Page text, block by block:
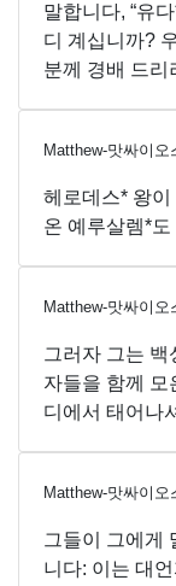
말합니다, “유
디 계십니까?
분께 경배 드리
Matthew-맛싸이오
헤로데스* 왕
온 예루살렘*
Matthew-맛싸이오
그러자 그는
자들을 함께 모
디에서 태어나
Matthew-맛싸이오
그들이 그에게
니다: 이는 대